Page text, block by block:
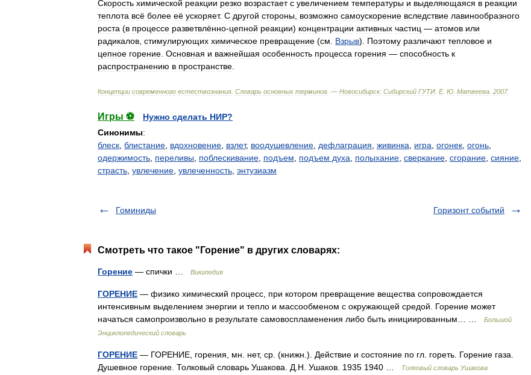
Скорость химической реакции резко возрастает с увеличением температуры и выделяющаяся в реакции
теплота всё более её ускоряет. С другой стороны возможно самоускорение вследствие лавинообразного
роста (в процессе разветвлённо-цепной реакции) концентрации активных частиц — атомов или
радикалов стимулирующих химическое превращение (см Взрыв). Поэтому различают тепловое и
цепное горение Основная и важнейшая особенность процесса горения — способность к
распространению в пространстве
Концепции современного естествознания Словарь основных терминов . — Новосибирск: Сибирский ГУТИ Е. Ю Матвеева 2007.
Игры ⚽
Нужно сделать НИР?
Синонимы:
блеск блистание вдохновение взлет, воодушевление дефлаграция живинка игра огонек огонь
одержимость переливы поблескивание подъем подъем духа полыхание сверкание сгорание сияние
страсть увлечение увлеченность энтузиазм
Гоминиды Горизонт событий
Смотреть что такое "Горение" в других словарях:
Горение — спички … Википедия
ГОРЕНИЕ — физико химический процесс, при котором превращение вещества сопровождается
интенсивным выделением энергии и тепло и массообменом с окружающей средой. Горение может
начаться самопроизвольно в результате самовоспламенения либо быть инициированным… …
Большой
Энциклопедический словарь
ГОРЕНИЕ — ГОРЕНИЕ, горения, мн. нет, ср. (книжн.). Действие и состояние по гл. гореть. Горение газа.
Душевное горение. Толковый словарь Ушакова. Д.Н. Ушаков. 1935 1940 …
Толковый словарь Ушакова